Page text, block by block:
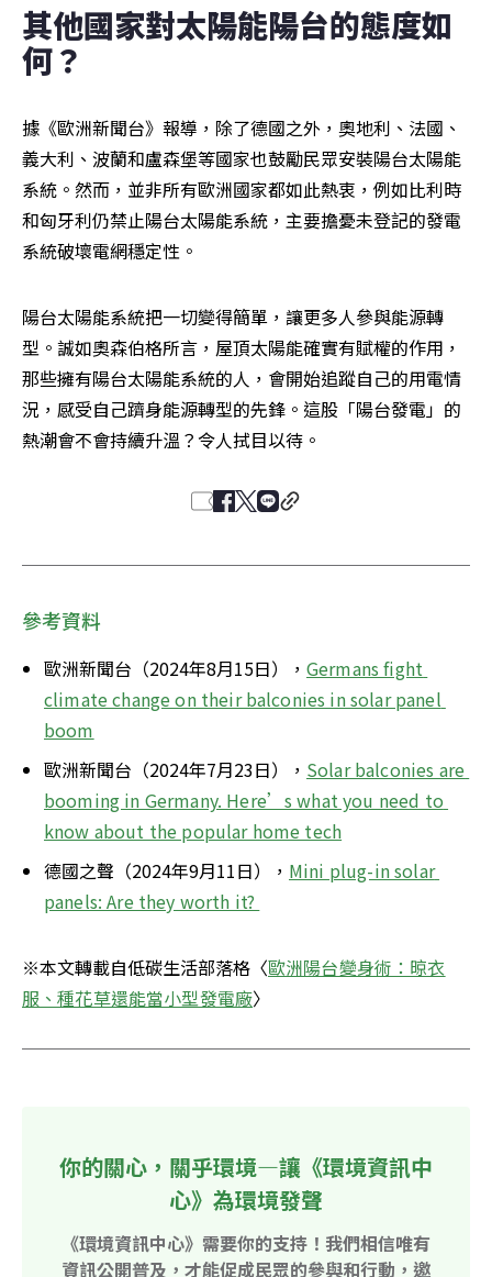
其他國家對太陽能陽台的態度如
何？
據《歐洲新聞台》報導，除了德國之外，奧地利、法國、
義大利、波蘭和盧森堡等國家也鼓勵民眾安裝陽台太陽能
系統。然而，並非所有歐洲國家都如此熱衷，例如比利時
和匈牙利仍禁止陽台太陽能系統，主要擔憂未登記的發電
系統破壞電網穩定性。
陽台太陽能系統把一切變得簡單，讓更多人參與能源轉
型。誠如奧森伯格所言，屋頂太陽能確實有賦權的作用，
那些擁有陽台太陽能系統的人，會開始追蹤自己的用電情
況，感受自己躋身能源轉型的先鋒。這股「陽台發電」的
熱潮會不會持續升溫？令人拭目以待。
參考資料
歐洲新聞台（2024年8月15日）， Germans fight
climate change on their balconies in solar panel
boom
歐洲新聞台（2024年7月23日）， Solar balconies are
booming in Germany. Here’s what you need to
know about the popular home tech
德國之聲（2024年9月11日）， Mini plug-in solar
panels: Are they worth it?
※本文轉載自低碳生活部落格〈歐洲陽台變身術：晾衣
服、種花草還能當小型發電廠〉
你的關心，關乎環境—讓《環境資訊中
心》為環境發聲
《環境資訊中心》需要你的支持！我們相信唯有
資訊公開普及，才能促成民眾的參與和行動，邀